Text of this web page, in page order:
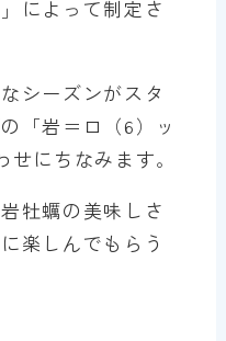
によって制定さ
シーズンがスタ
「岩＝ロ（6）ッ
にちなみます。
牡蠣の美味しさ
楽しんでもらう